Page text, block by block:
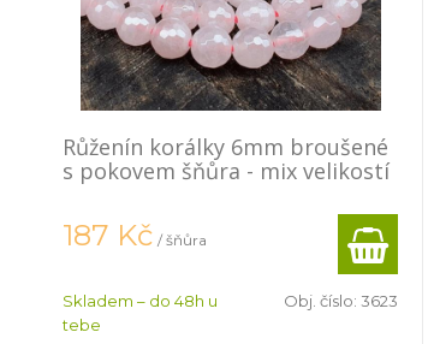
Růženín korálky 6mm broušené
s pokovem šňůra - mix velikostí
187 Kč / šňůra
Skladem – do 48h u
tebe
Obj. číslo: 3623